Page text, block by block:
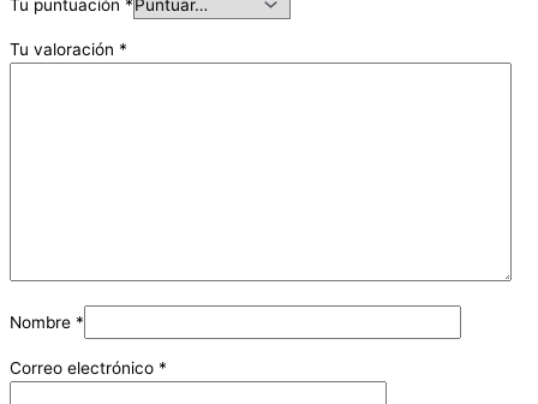
Tu puntuación *
Tu valoración *
Nombre *
Correo electrónico *